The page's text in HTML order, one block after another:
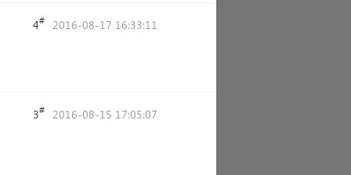
4# 2016-08-17 16:33:11
3# 2016-08-15 17:05:07